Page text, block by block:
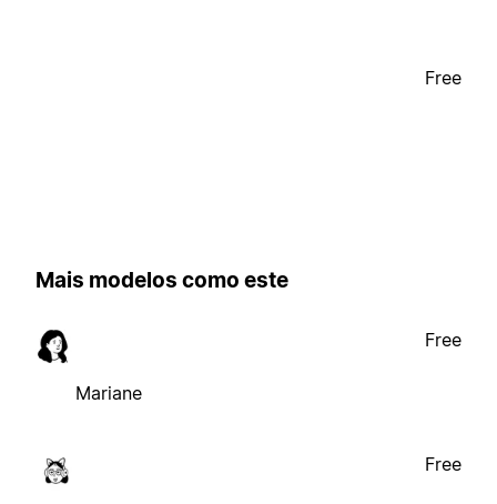
Free
Mais modelos como este
Mariane
Free
Free